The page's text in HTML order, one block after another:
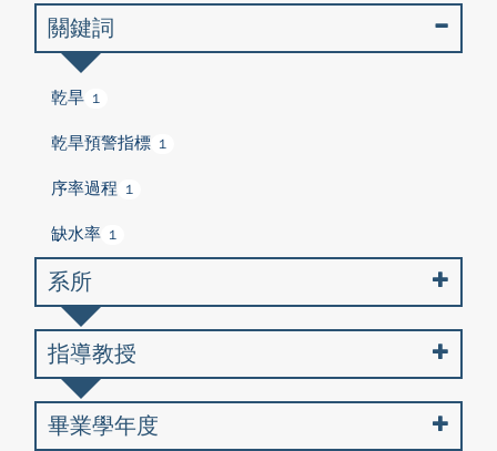
關鍵詞
乾旱 1
乾旱預警指標 1
序率過程 1
缺水率 1
系所
指導教授
畢業學年度